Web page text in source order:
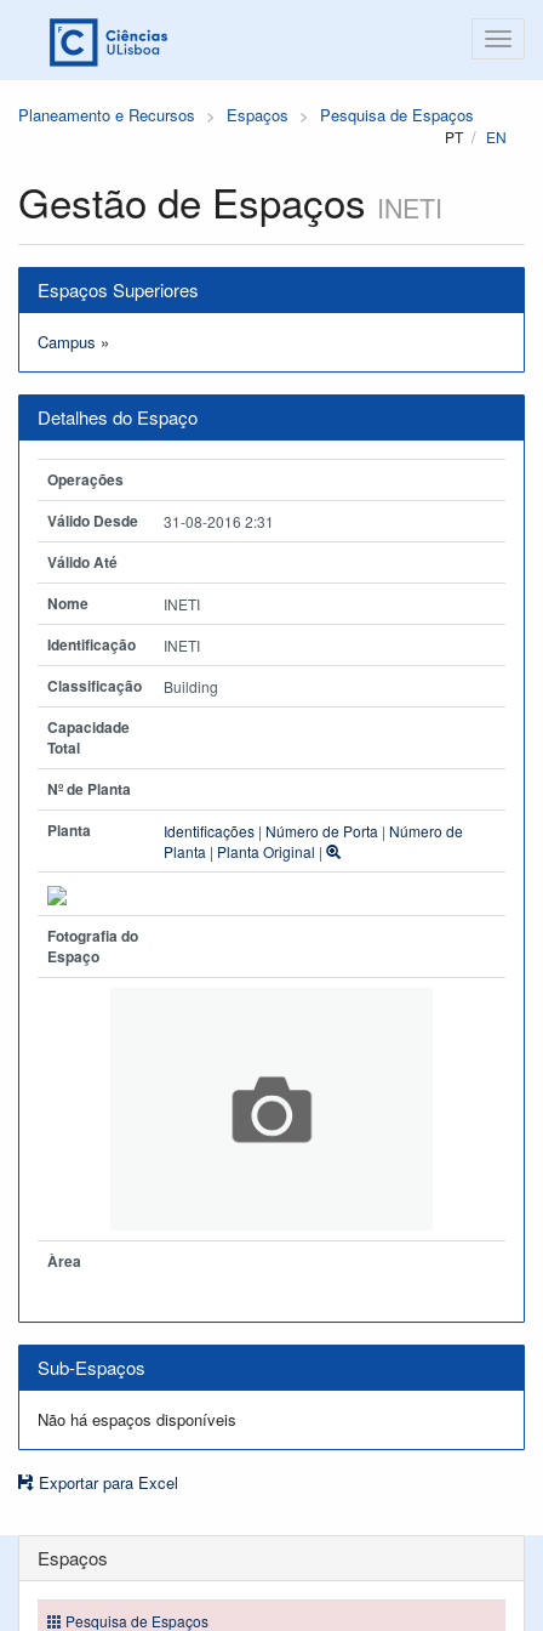
Planeamento e Recursos Espaços Pesquisa de Espaços
PT EN
Gestão de Espaços INETI
Espaços Superiores
Campus »
Detalhes do Espaço
Operações
Válido Desde
31-08-2016 2:31
Válido Até
Nome
INETI
Identificação INETI
Classificação Building
Capacidade
Total
Nº de Planta
Planta
Identificações | Número de Porta | Número de
Planta | Planta Original |
Fotografia do
Espaço
Àrea
Sub-Espaços
Não há espaços disponíveis
Exportar para Excel
Espaços
Pesquisa de Espaços